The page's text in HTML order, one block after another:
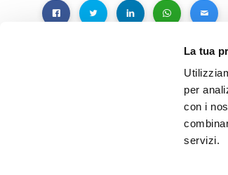
La tua
per
con i
servizi.
C’era una volta: il